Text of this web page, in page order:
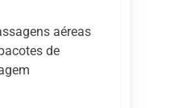
aéreas
de